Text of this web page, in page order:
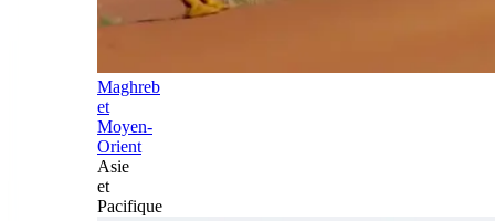
Maghreb
et
Moyen-
Orient
Asie
et
Pacifique